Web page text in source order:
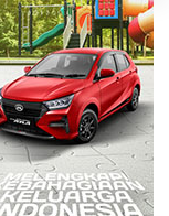
Obligasi